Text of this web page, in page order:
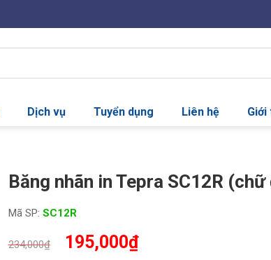
Dịch vụ Tuyển dụng Liên hệ Giới
Băng nhãn in Tepra SC12R
Mã SP: SC12R
234,000₫ Giá
195,000₫Giá